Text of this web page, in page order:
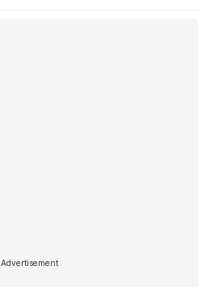
Advertisement